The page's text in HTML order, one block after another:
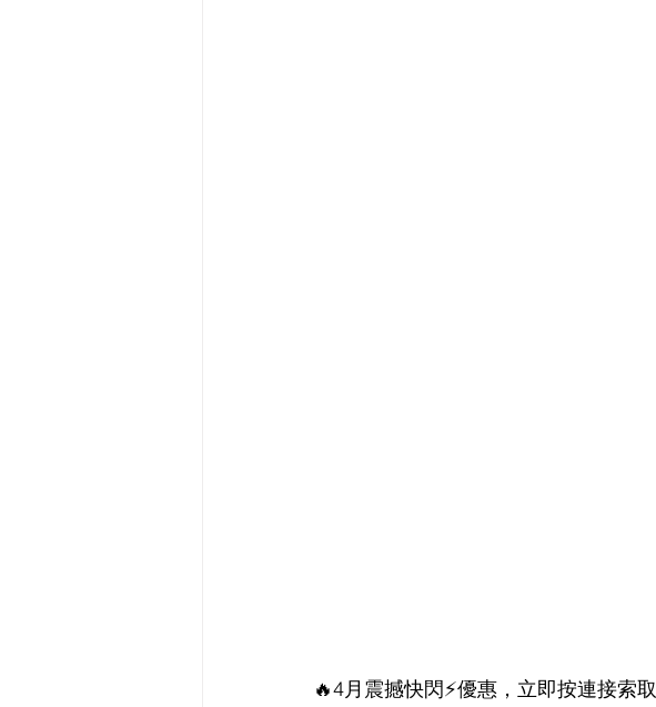
🔥4月震撼快閃⚡️優惠，立即按連接索取